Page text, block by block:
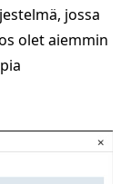
jossa
olet aiemmin